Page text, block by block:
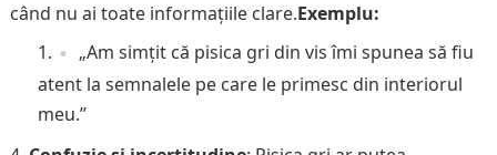
când nu ai toate informațiile clare.Exemplu:
„Am simțit că pisica gri din vis îmi spunea să fiu
atent la semnalele pe care le primesc din interiorul
meu.”